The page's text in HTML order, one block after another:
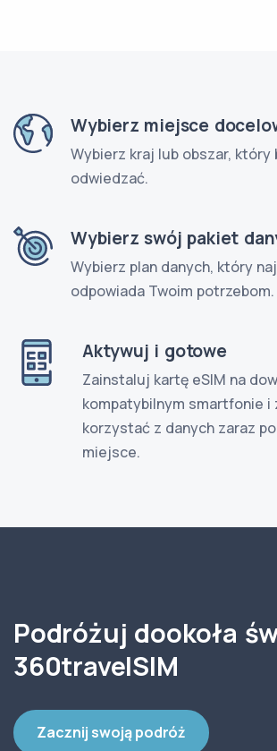
Wybierz miejsce
Wybierz kraj lub obszar, który
odwiedzać.
Wybierz swój pakiet
Wybierz plan danych, który
odpowiada Twoim potrzebom.
Aktywuj i gotowe
Zainstaluj kartę eSIM na
kompatybilnym smartfonie i
korzystać z danych zaraz
miejsce.
Podróżuj dookoła
360travelSIM
Zacznij swoją podróż